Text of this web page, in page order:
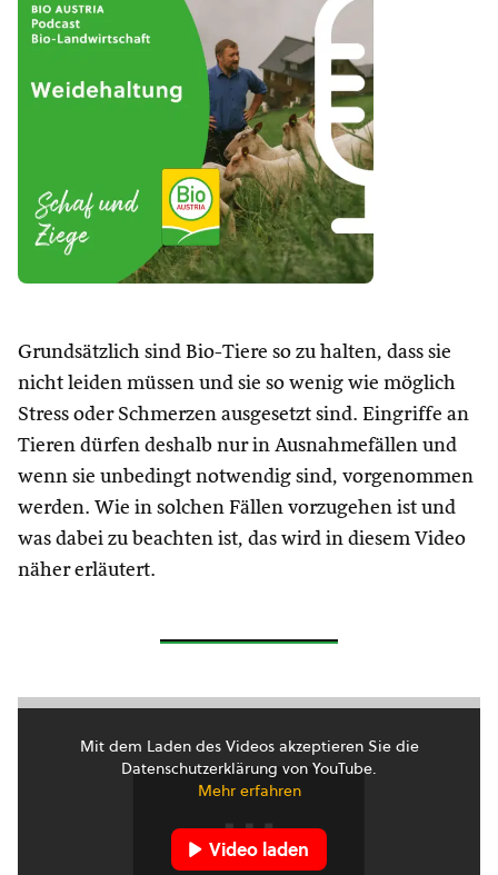
Grundsätzlich sind Bio-Tiere so zu halten, dass sie
nicht leiden müssen und sie so wenig wie möglich
Stress oder Schmerzen ausgesetzt sind. Eingriffe an
Tieren dürfen deshalb nur in Ausnahmefällen und
wenn sie unbedingt notwendig sind, vorgenommen
werden. Wie in solchen Fällen vorzugehen ist und
was dabei zu beachten ist, das wird in diesem Video
näher erläutert.
Mit dem Laden des Videos akzeptieren Sie die
Datenschutzerklärung von YouTube.
Mehr erfahren
Video laden